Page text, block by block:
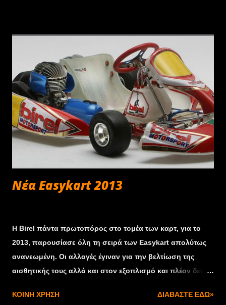
γραμμές επικοινωνίας για το κοινό θα είναι ανοιχτές γι
αμισή ώρα ώστε να καταθέσει όποιος επιθυμεί την
άποψή του, ενώ θα υπάρχει και η διαδικασία της
κλήρωσης με πλούσια και χρηστικά δώρα. “Auto Sprint
Live” κάθε Τετάρτη απόγευμα από τις 20:00 έως τις 21:00
ζωντανά στο ART TV.
Νέα Easykart 2013
Η Birel πάντα πρωτοπόρος στο τομέα των καρτ, για το
2013, παρουσίασε όλη τη σειρά των Easykart απολύτως
ανανεωμένη. Οι αλλαγές έγιναν για την βελτίωση της
αισθητικής τους αλλά και στον εξοπλισμό και πλέον δεν
ακριβότερα καρτ της αγοράς ενώ παραμένουν τα
ΚΟΙΝΉ ΧΡΉΣΗ ΔΙΑΒΆΣΤΕ ΕΔΏ»